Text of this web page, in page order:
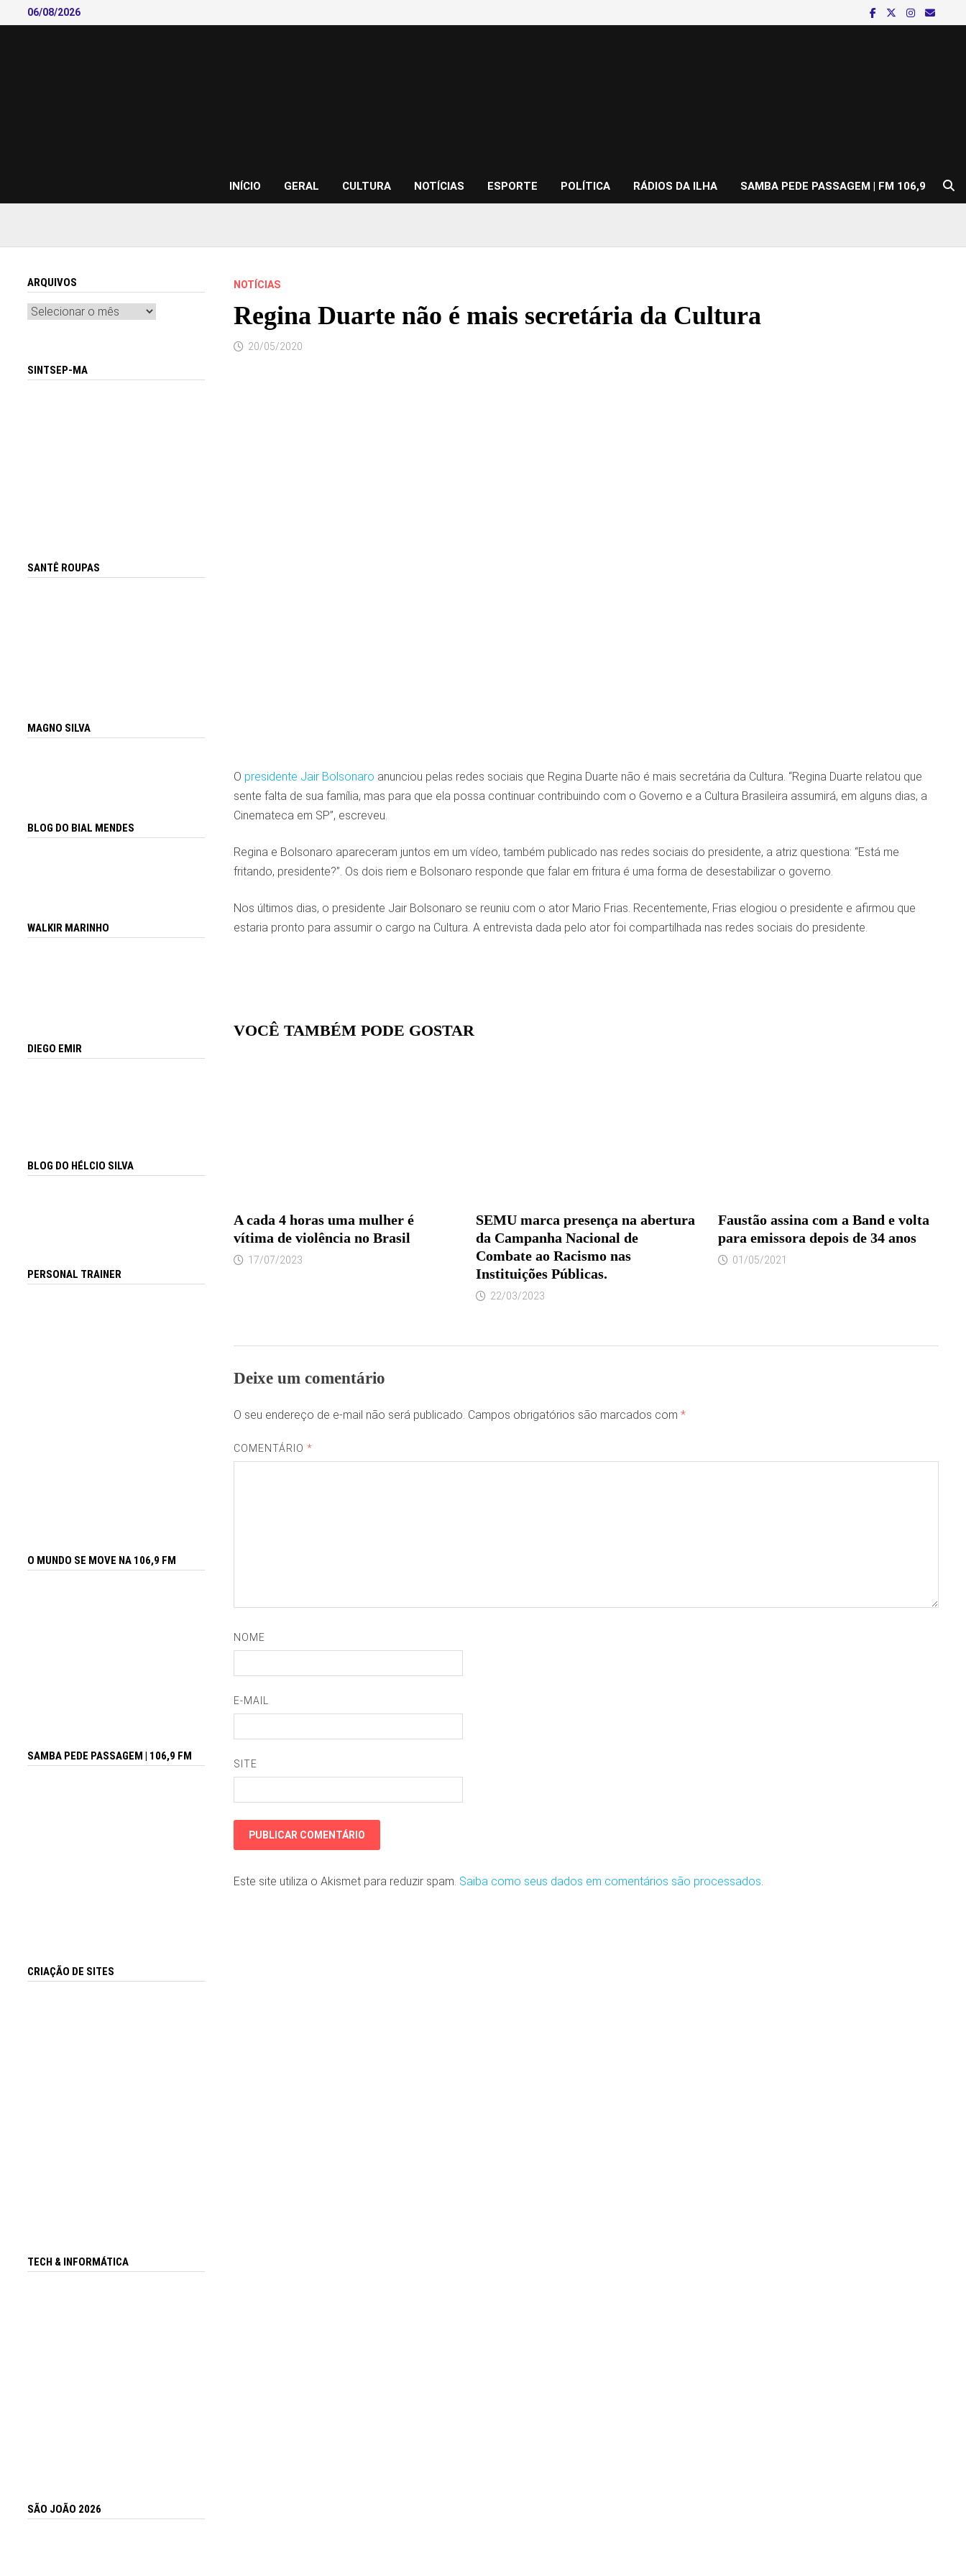
to
06/08/2026
INÍCIO GERAL CULTURA NOTÍCIAS ESPORTE POLÍTICA RÁDIOS DA ILHA SAMBA PEDE PASSAGEM | FM 106,9
NOTÍCIAS
Regina Duarte não é mais secretária da Cultura
20/05/2020
O presidente Jair Bolsonaro anunciou pelas redes sociais que Regina Duarte não é mais secretária da Cultura. “Regina Duarte relatou que
sente falta de sua família, mas para que ela possa continuar contribuindo com o Governo e a Cultura Brasileira assumirá, em alguns dias, a
Cinemateca em SP”, escreveu.
Regina e Bolsonaro apareceram juntos em um vídeo, também publicado nas redes sociais do presidente, a atriz questiona: “Está me
fritando, presidente?”. Os dois riem e Bolsonaro responde que falar em fritura é uma forma de desestabilizar o governo.
Nos últimos dias, o presidente Jair Bolsonaro se reuniu com o ator Mario Frias. Recentemente, Frias elogiou o presidente e afirmou que
estaria pronto para assumir o cargo na Cultura. A entrevista dada pelo ator foi compartilhada nas redes sociais do presidente.
VOCÊ TAMBÉM PODE GOSTAR
A cada 4 horas uma mulher é
vítima de violência no Brasil
17/07/2023
SEMU marca presença na abertura
da Campanha Nacional de
Combate ao Racismo nas
Instituições Públicas.
22/03/2023
Faustão assina com a Band e volta
para emissora depois de 34 anos
01/05/2021
Deixe um comentário
O seu endereço de e-mail não será publicado. Campos obrigatórios são marcados com *
COMENTÁRIO*
NOME
E-MAIL
SITE
Este site utiliza o Akismet para reduzir spam. Saiba como seus dados em comentários são processados.
ARQUIVOS
Arquivos
SINTSEP-MA
SANTÊ ROUPAS
MAGNO SILVA
BLOG DO BIAL MENDES
WALKIR MARINHO
DIEGO EMIR
BLOG DO HÉLCIO SILVA
PERSONAL TRAINER
O MUNDO SE MOVE NA 106,9 FM
SAMBA PEDE PASSAGEM | 106,9 FM
CRIAÇÃO DE SITES
TECH & INFORMÁTICA
SÃO JOÃO 2026